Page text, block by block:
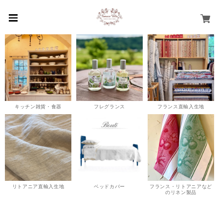
キッチン雑貨・食器 フレグランス フランス直輸入生地
リトアニア直輸入生地 ベッドカバー
フランス・リトアニアなど
のリネン製品